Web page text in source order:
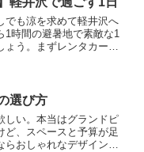
でも涼を求めて軽井沢へ
1時間の避暑地で素敵な1
ょう。まずレンタカー軽
沢駅前店...
選び方
しい。本当はグランドピ
ど、スペースと予算が足
らおしゃれなデザインの